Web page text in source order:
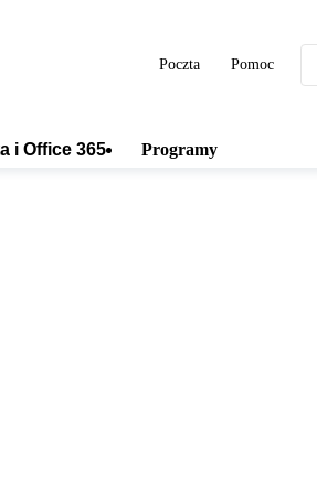
Poczta Pomoc
i Office 365 Programy